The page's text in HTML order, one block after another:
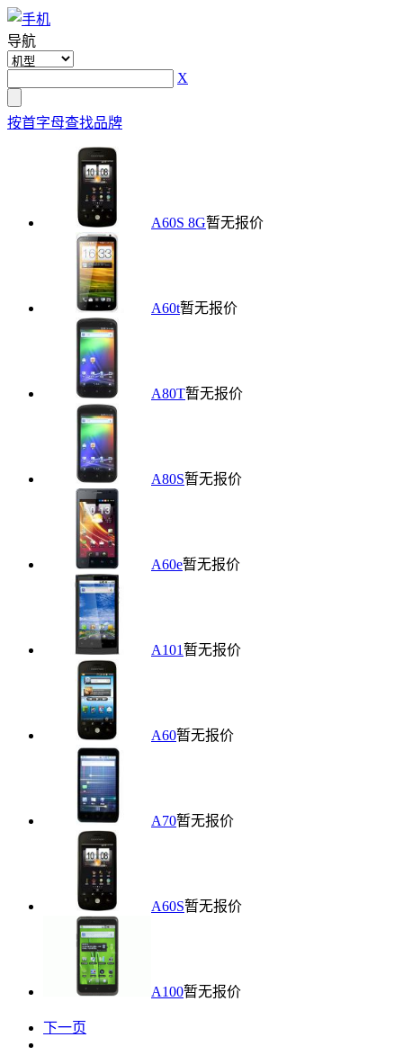
导航
X
按首字母查找品牌
A60S 8G暂无报价
A60t暂无报价
A80T暂无报价
A80S暂无报价
A60e暂无报价
A101 暂无报价
A60暂无报价
A70暂无报价
A60S暂无报价
A100暂无报价
下一页